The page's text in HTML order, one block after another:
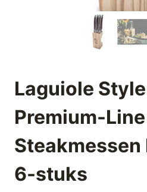
Laguiole
Premium-Line
Steakmessen
6-stuks